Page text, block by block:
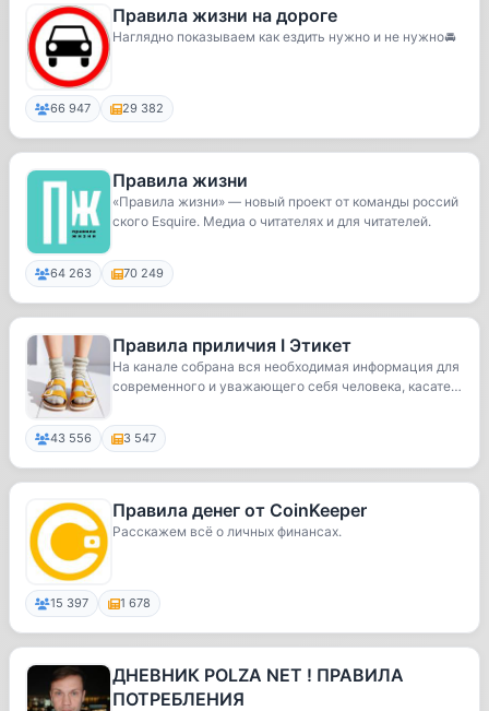
Правила жизни на дороге
Наглядно показываем как ездить нужно и не нужно🚘
66 947 29 382
Правила жизни
«Правила жизни» — новый проект от команды россий
ского Esquire. Медиа о читателях и для читателей.
64 263 70 249
Правила приличия I Этикет
На канале собрана вся необходимая информация для
современного и уважающего себя человека, касате
43 556 3 547
Правила денег от CoinKeeper
Расскажем всё о личных финансах.
15 397 1 678
ДНЕВНИК POLZA NET ! ПРАВИЛА
ПОТРЕБЛЕНИЯ